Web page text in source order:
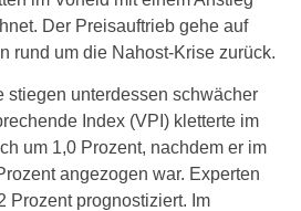
Der Preisauftrieb gehe auf
rund um die Nahost-Krise zurück.
stiegen unterdessen schwächer
Index (VPI) kletterte im
um 1,0 Prozent, nachdem er im
angezogen war. Experten
Prozent prognostiziert. Im